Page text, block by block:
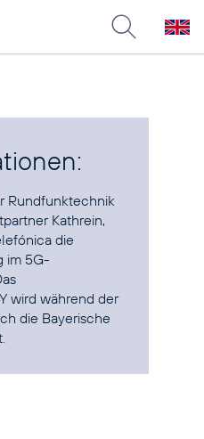
Rundfunktechnik
Kathrein,
die
im 5G-
wird während der
die Bayerische